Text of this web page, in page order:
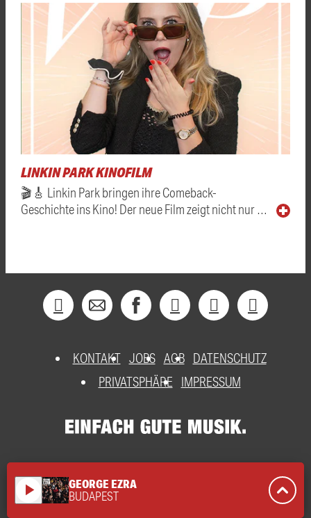
LINKIN PARK KINOFILM
🎬🎸 Linkin Park bringen ihre Comeback-
Geschichte ins Kino! Der neue Film zeigt nicht nur …
KONTAKT JOBS AGB DATENSCHUTZ
PRIVATSPHÄRE
IMPRESSUM
play_arrow GEORGE EZRA
BUDAPEST